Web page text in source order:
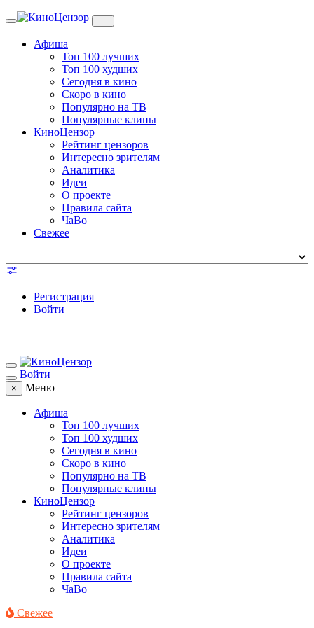
Toggle
Афиша
Топ 100 лучших
Топ 100 худших
Сегодня в кино
Скоро в кино
Популярно на ТВ
Популярные клипы
КиноЦензор
Рейтинг цензоров
Интересно зрителям
Аналитика
Идеи
О проекте
Правила сайта
ЧаВо
Свежее
Регистрация
Войти
Войти
× Меню
Афиша
Топ 100 лучших
Топ 100 худших
Сегодня в кино
Скоро в кино
Популярно на ТВ
Популярные клипы
КиноЦензор
Рейтинг цензоров
Интересно зрителям
Аналитика
Идеи
О проекте
Правила сайта
ЧаВо
Свежее